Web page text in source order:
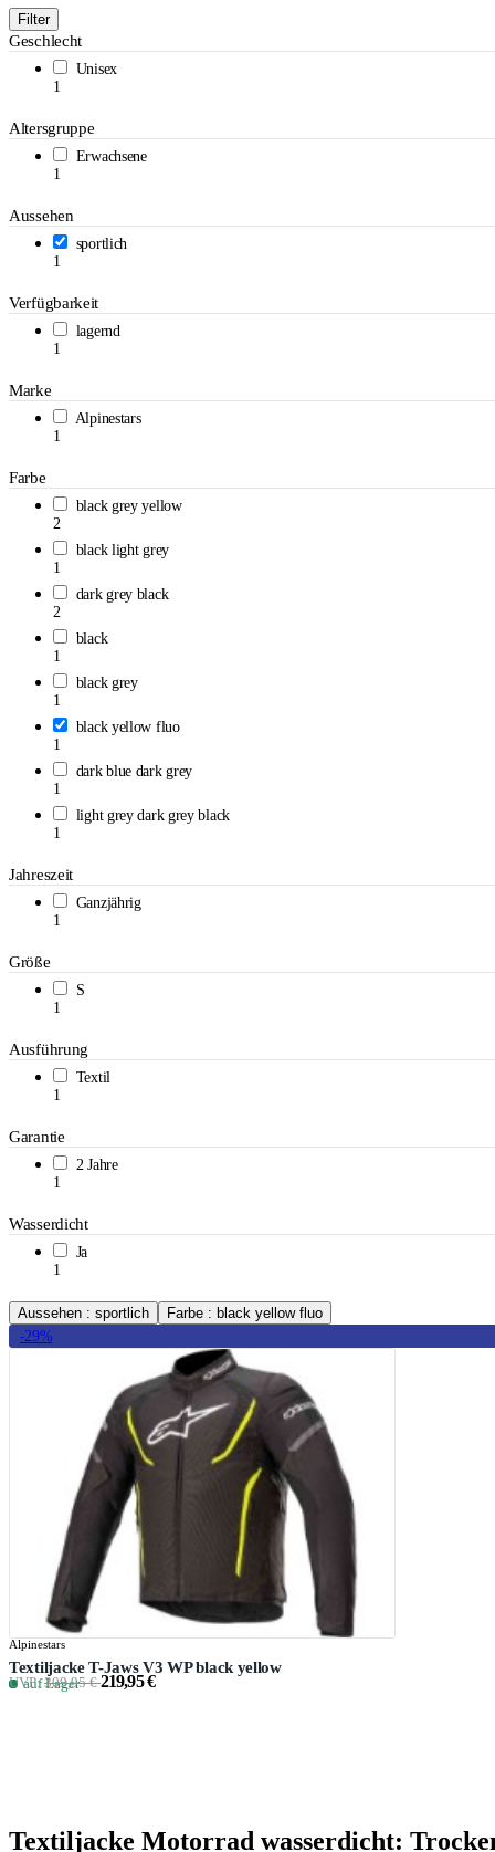
Filter
Geschlecht
Unisex
1
Altersgruppe
Erwachsene
1
Aussehen
sportlich
1
Verfügbarkeit
lagernd
1
Marke
Alpinestars
1
Farbe
black grey yellow
2
black light grey
1
dark grey black
2
black
1
black grey
1
black yellow fluo
1
dark blue dark grey
1
light grey dark grey black
1
Jahreszeit
Ganzjährig
1
Größe
S
1
Ausführung
Textil
1
Garantie
2 Jahre
1
Wasserdicht
Ja
1
Aussehen : sportlich Farbe : black yellow fluo
-29%
Alpinestars
Textiljacke T-Jaws V3 WP black yellow
auf Lager
UVP:309,95 € 219,95 €
Textiljacke Motorrad wasserdicht: